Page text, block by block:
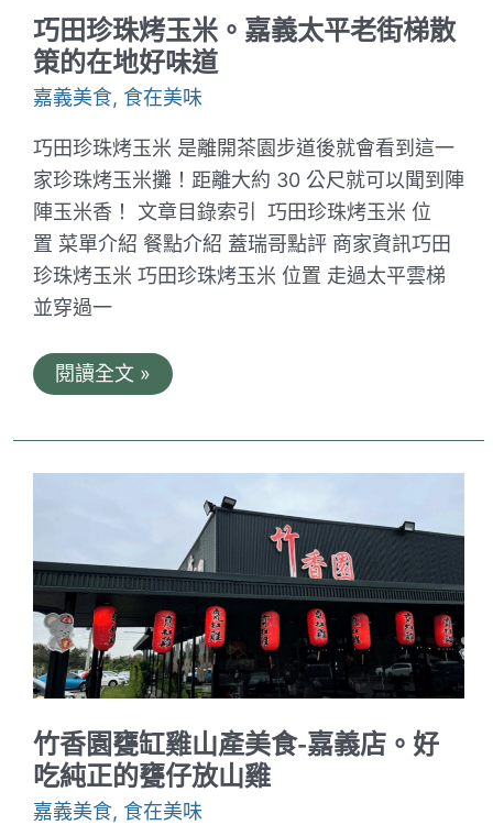
好
滋
味
｜
好
吃
粉
肝、
筍
絲
大
腸
與
無
敵
魚！
巧田珍珠烤玉米。嘉義太平老街梯散
策的在地好味道
嘉義美食, 食在美味
巧田珍珠烤玉米 是離開茶園步道後就會看到這一
家珍珠烤玉米攤！距離大約 30 公尺就可以聞到陣
陣玉米香！ 文章目錄索引 巧田珍珠烤玉米 位
置 菜單介紹 餐點介紹 蓋瑞哥點評 商家資訊巧田
珍珠烤玉米 巧田珍珠烤玉米 位置 走過太平雲梯
並穿過一
巧
田
玉
平
老
街
梯
散
策
的
地
好
味
道
閱讀全文 »
竹香園甕缸雞山產美食-嘉義店。好
吃純正的甕仔放山雞
嘉義美食, 食在美味